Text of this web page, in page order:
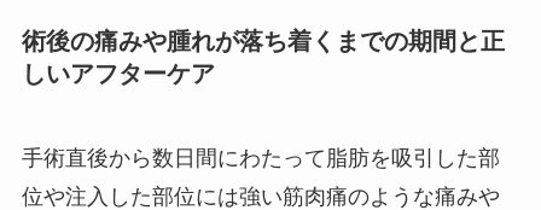
術後の痛みや腫れが落ち着くまでの期間と正
しいアフターケア
手術直後から数日間にわたって脂肪を吸引した部
位や注入した部位には強い筋肉痛のような痛みや